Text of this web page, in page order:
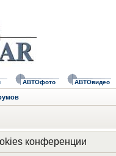
АВТОфото АВТОвидео
конференции